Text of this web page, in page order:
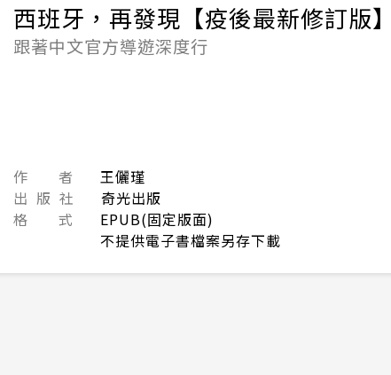
西班牙，再發現【疫後最新修訂版】
跟著中文官方導遊深度行
作 者
王儷瑾
出 版 社
奇光出版
格 式
EPUB(固定版面)
不提供電子書檔案另存下載